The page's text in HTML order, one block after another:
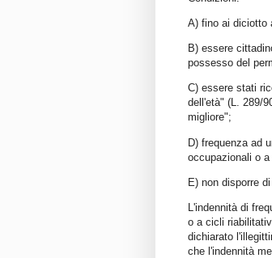
A) fino ai diciotto
B) essere
possesso del
C) essere stati
dell'età" (L. 289/
migliore";
D) frequenza ad
occupazionali o
E) non disporre
L'indennità di
o a cicli
dichiarato
che l'indennità